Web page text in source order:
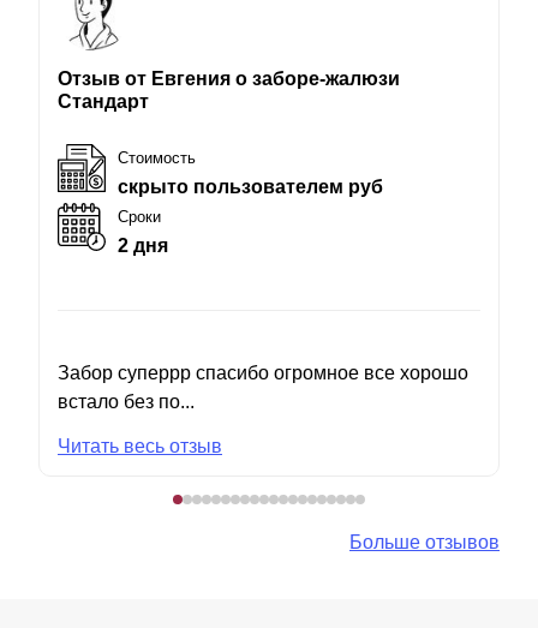
Отзыв от Евгения о заборе-жалюзи
Стандарт
Стоимость
скрыто пользователем руб
Сроки
2 дня
Забор суперрр спасибо огромное все хорошо
встало без по...
Читать весь отзыв
Больше отзывов